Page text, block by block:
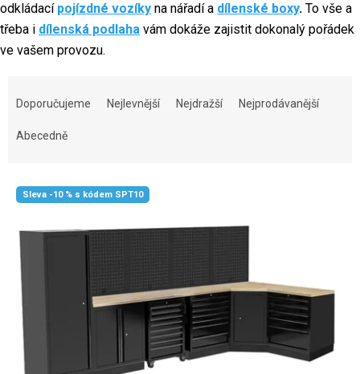
odkládací pojízdné vozíky na nářadí a dílenské boxy. To vše a
třeba i dílenská podlaha vám dokáže zajistit dokonalý pořádek
ve vašem provozu.
Doporučujeme Nejlevnější Nejdražší Nejprodávanější
Abecedně
Výpis produktů
Sleva -10 % s kódem SPT10